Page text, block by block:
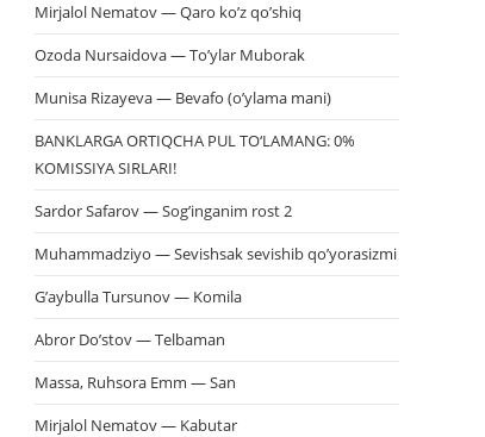
Mirjalol Nematov — Qaro ko’z qo’shiq
Ozoda Nursaidova — To’ylar Muborak
Munisa Rizayeva — Bevafo (o’ylama mani)
BANKLARGA ORTIQCHA PUL TO‘LAMANG: 0%
KOMISSIYA SIRLARI!
Sardor Safarov — Sog’inganim rost 2
Muhammadziyo — Sevishsak sevishib qo’yorasizmi
G’aybulla Tursunov — Komila
Abror Do’stov — Telbaman
Massa, Ruhsora Emm — San
Mirjalol Nematov — Kabutar